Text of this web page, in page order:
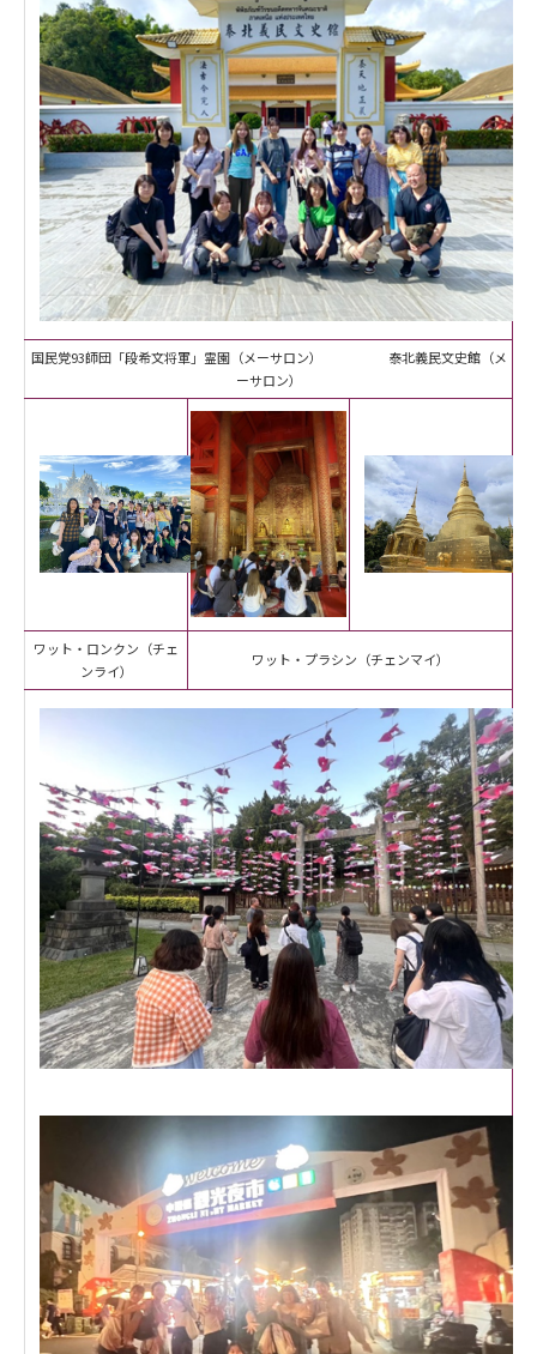
国民党93師団「段希文将軍」霊園（メーサロン） 泰北義民文史館（メ
ーサロン）
ワット・ロンクン（チェ
ンライ）
ワット・プラシン（チェンマイ）